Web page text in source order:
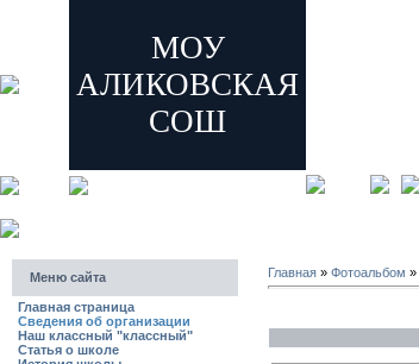
МОУ
АЛИКОВСКАЯ
СОШ
Меню сайта
Главная страница
Сведения об организации
Наш классный "классный"
Статья о школе
Главная » Фотоальбом »